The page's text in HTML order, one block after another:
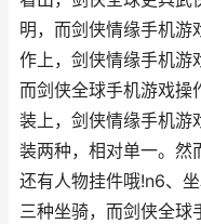
明，而剑侠情缘手机游
作上，剑侠情缘手机游
而剑侠全球手机游戏操
装上，剑侠情缘手机游
装两种，相对单一。然
还有人物挂件哦!n6、
三种坐骑，而剑侠全球